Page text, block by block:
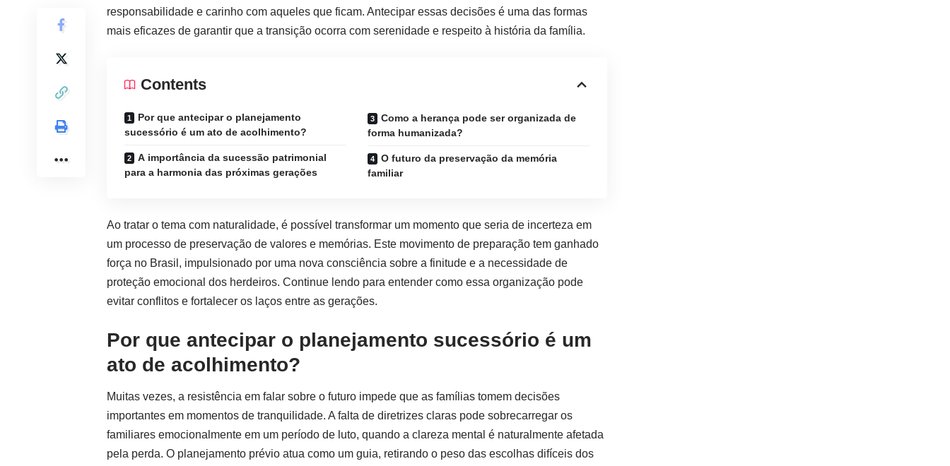
responsabilidade e carinho com aqueles que ficam. Antecipar essas decisões é uma das formas
mais eficazes de garantir que a transição ocorra com serenidade e respeito à história da família.
Contents
Por que antecipar o planejamento
sucessório é um ato de acolhimento?
A importância da sucessão patrimonial
para a harmonia das próximas gerações
Como a herança pode ser organizada de
forma humanizada?
O futuro da preservação da memória
familiar
Ao tratar o tema com naturalidade, é possível transformar um momento que seria de incerteza em
um processo de preservação de valores e memórias. Este movimento de preparação tem ganhado
força no Brasil, impulsionado por uma nova consciência sobre a finitude e a necessidade de
proteção emocional dos herdeiros. Continue lendo para entender como essa organização pode
evitar conflitos e fortalecer os laços entre as gerações.
Por que antecipar o planejamento sucessório é um
ato de acolhimento?
Muitas vezes, a resistência em falar sobre o futuro impede que as famílias tomem decisões
importantes em momentos de tranquilidade. A falta de diretrizes claras pode sobrecarregar os
familiares emocionalmente em um período de luto, quando a clareza mental é naturalmente afetada
pela perda. O planejamento prévio atua como um guia, retirando o peso das escolhas difíceis dos